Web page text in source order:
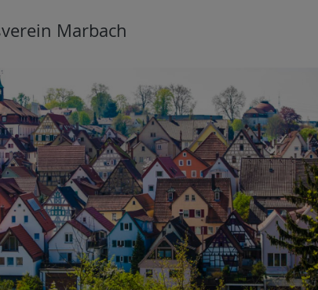
Marbach